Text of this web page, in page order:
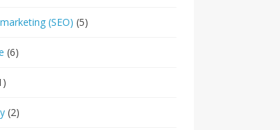
(SEO) (5)
(6)
(2)